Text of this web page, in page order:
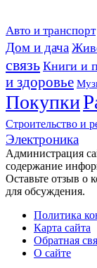
Авто и транспорт
Дом и дача
связь Книги и
и здоровье
Покупки
Строительство и
Электроника
Администрация
содержание
Оставьте отзыв о
для обсуждения.
Политика
Карта сайта
Обратная
О сайте